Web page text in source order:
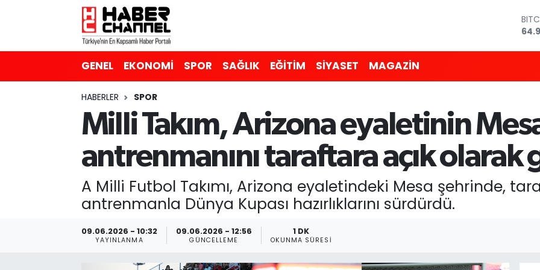
GENEL EKONOMİ SPOR SAĞLIK EĞİTİM SİYASET MAGAZİN
HABERLER SPOR
Milli Takım, Arizona eyaletinin
antrenmanını taraftara açık
A Milli Futbol Takımı, Arizona eyaletindeki Mesa şehrinde,
antrenmanla Dünya Kupası hazırlıklarını sürdürdü.
09.06.2026 - 10:32
YAYINLANMA
09.06.2026 - 12:56
GÜNCELLEME
1 DK
OKUNMA SÜRESI
MAGAZİN
Nöbetçi Eczaneler
Trafik Durumu
Süper Lig Puan Durumu ve Fikstür
Tüm Manşetler
Son Dakika Haberleri
Haber Arşivi